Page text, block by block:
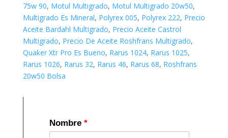
75w 90, Motul Multigrado, Motul Multigrado 20w50,
Multigrado Es Mineral, Polyrex 005, Polyrex 222, Precio
Aceite Bardahl Multigrado, Precio Aceite Castrol
Multigrado, Precio De Aceite Roshfrans Multigrado,
Quaker Xtr Pro Es Bueno, Rarus 1024, Rarus 1025,
Rarus 1026, Rarus 32, Rarus 46, Rarus 68, Roshfrans
20w50 Bolsa
Nombre *